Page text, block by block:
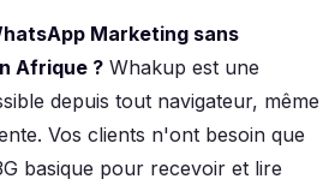
Marketing sans
Afrique ? Whakup est une
depuis tout navigateur, même
Vos clients n'ont besoin que
basique pour recevoir et lire